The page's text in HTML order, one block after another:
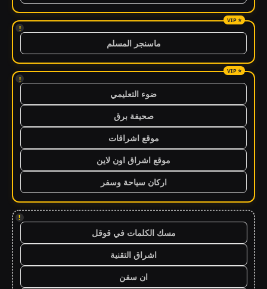
!
ماسنجر المسلم
!
ضوء التعليمي
صحيفة برق
موقع اشراقات
موقع اشراق اون لاين
اركان سياحة وسفر
!
مسك الكلمات في قوقل
اشراق التقنية
ان سفن